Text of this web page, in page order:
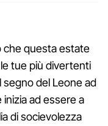
che questa estate
tue più divertenti
segno del Leone ad
ad essere a
di socievolezza